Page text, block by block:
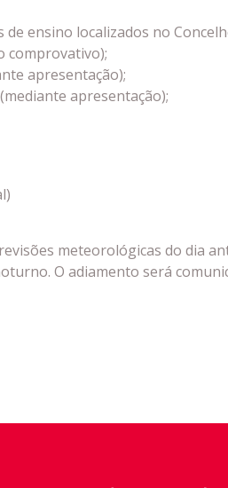
ensino localizados no
comprovativo);
apresentação);
apresentação);
meteorológicas do dia
O adiamento será